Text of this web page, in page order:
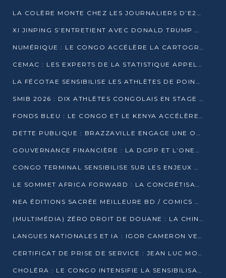
LA COLÈRE MONTE CHEZ LES JOURNALIERS D’E2C QUI DÉNONCENT 20 ANS DE PRÉCARITÉ
XI JINPING S’ENTRETIENT AVEC DONALD TRUMP À BEIJING
NUMÉRIQUE : LE CONGO ACCÉLÈRE LA CARTOGRAPHIE DE SES INFRASTRUCTURES DIGITALES
CEMAC : LES EXPERTS DE LA STATISTIQUE APPELLENT À RENFORCER LA SÉCURISATION DES DONNÉES
LA FÉCOTAE SENSIBILISE LES ATHLÈTES DE POINTE-NOIRE À L’HYGIÈNE ALIMENTA
SMIB 2026 : DIX ATHLÈTES CONGOLAIS EN STAGE AU KENYA
FONDS BLEU : LE CONGO ET LE KENYA ACCÉLÈRENT LA MOBILISATION DES FINANCEMENTS
DETTE PUBLIQUE : BRAZZAVILLE ENGAGE UNE OPÉRATION DE RACHAT DE 575 MILLIONS DE DOLLARS
GOUVERNANCE FINANCIÈRE : LA DGPP ET L’ONEC-C VERS UN PARTENARIAT POUR ASSAINIR LES ENTREPRISES PUBLIQUES
CONGO TERMINAL SENSIBILISE SUR LES ENJEUX DE LA SANTÉ MENTALE EN
LE SOMMET AFRICA FORWARD : LA CONCRÉTISATION DE PARTENARIATS ÉQUILIBRÉS ET TOURNÉS VERS L’AVENIR ENTRE LE CONTINENT AFRICAIN ET LA FRANCE
NEA ÉDITIONS SACRÉE MEILLEURE BD / COMICS D’AFRIQUE AU KENYA
(MULTIMÉDIA) ZÉRO DROIT DE DOUANE : LA CHINE ET L’AFRIQUE VERS UNE PROXIMITÉ SANS PRÉCÉDENT (PAPIER GÉNÉRAL)
LANGUES NATIONALES ET IA : IGOR CAMERON VEUT ARRIMER LA STRATÉGIE IA À LA LOI SUR LA RECHERCHE
CERTIFICAT DE PRISE DE SERVICE : JEAN LUC MOUTHOU DÉMENT UNE « FAKE NEWS »
CHOLÉRA : LE CONGO INTENSIFIE LA SENSIBILISATION AU MARCHÉ DE TALANGAÏ